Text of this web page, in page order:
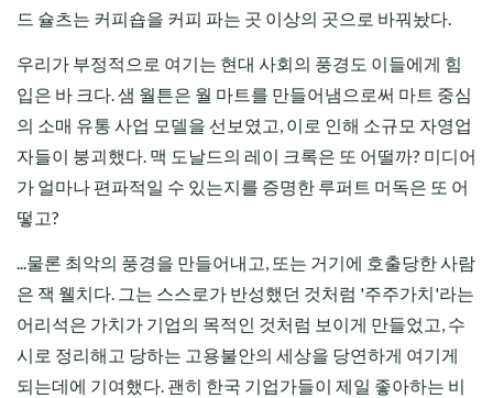
드 슐츠는 커피숍을 커피 파는 곳 이상의 곳으로 바꿔놨다.
우리가 부정적으로 여기는 현대 사회의 풍경도 이들에게 힘
입은 바 크다. 샘 월튼은 월 마트를 만들어냄으로써 마트 중심
의 소매 유통 사업 모델을 선보였고, 이로 인해 소규모 자영업
자들이 붕괴했다. 맥 도날드의 레이 크록은 또 어떨까? 미디어
가 얼마나 편파적일 수 있는지를 증명한 루퍼트 머독은 또 어
떻고?
...물론 최악의 풍경을 만들어내고, 또는 거기에 호출당한 사람
은 잭 웰치다. 그는 스스로가 반성했던 것처럼 '주주가치'라는
어리석은 가치가 기업의 목적인 것처럼 보이게 만들었고, 수
시로 정리해고 당하는 고용불안의 세상을 당연하게 여기게
되는데에 기여했다. 괜히 한국 기업가들이 제일 좋아하는 비